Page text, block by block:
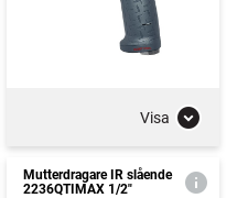
Visa
Mutterdragare IR slående
2236QTIMAX 1/2"